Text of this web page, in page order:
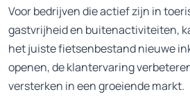
Voor bedrijven die actief zijn in
gastvrijheid en buitenactiviteiten,
het juiste fietsenbestand nieuwe
openen, de klantervaring
versterken in een groeiende markt.